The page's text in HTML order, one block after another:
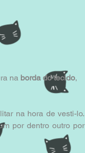
na borda do tecido,
na hora de vesti-lo.
por dentro outro por